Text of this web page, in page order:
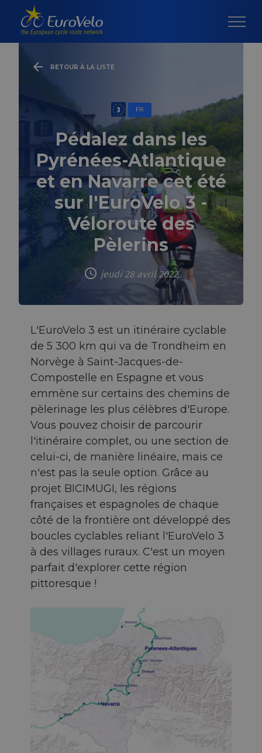
RETOUR À LA LISTE
FR
Pédalez dans les
Pyrénées-Atlantique
et en Navarre cet été
sur l'EuroVelo 3 -
Véloroute des
Pèlerins
jeudi 28 avril 2022
L'EuroVelo 3 est un itinéraire cyclable
de 5 300 km qui va de Trondheim en
Norvège à Saint-Jacques-de-
Compostelle en Espagne et vous
emmène sur certains des chemins de
pèlerinage les plus célèbres d'Europe.
Vous pouvez choisir de parcourir
l'itinéraire complet, ou une section de
celui-ci, de manière linéaire, mais ce
n'est pas la seule option. Grâce au
projet BICIMUGI, les régions
françaises et espagnoles de chaque
côté de la frontière ont développé des
boucles cyclables reliant l'EuroVelo 3
à des villages ruraux. C'est un moyen
parfait d'explorer cette région
pittoresque !